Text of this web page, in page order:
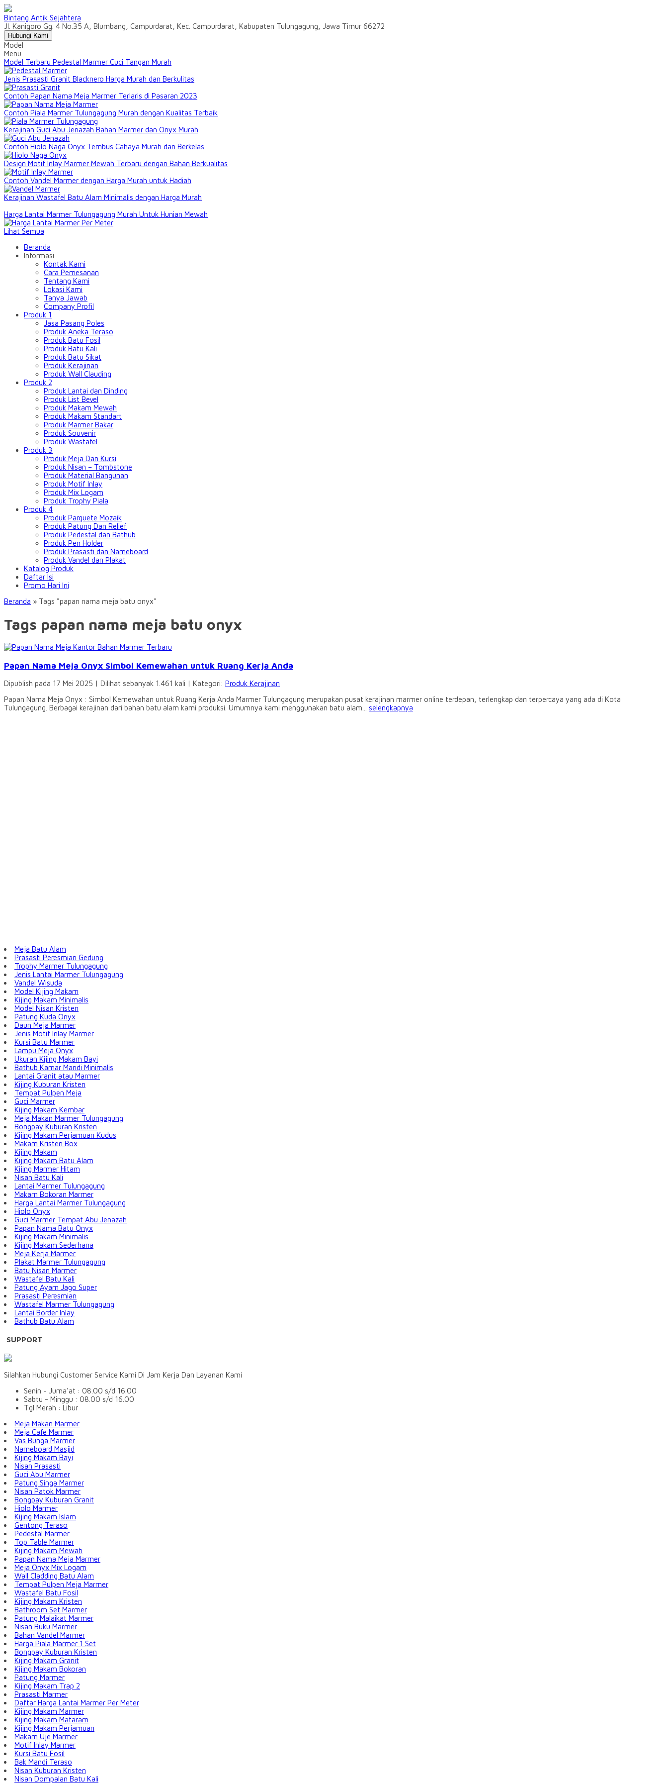
Bintang Antik Sejahtera
Jl. Kanigoro Gg. 4 No.35 A, Blumbang, Campurdarat, Kec. Campurdarat, Kabupaten Tulungagung, Jawa Timur 66272
Hubungi Kami
Model
Menu
Model Terbaru Pedestal Marmer Cuci Tangan Murah
Jenis Prasasti Granit Blacknero Harga Murah dan Berkulitas
Contoh Papan Nama Meja Marmer Terlaris di Pasaran 2023
Contoh Piala Marmer Tulungagung Murah dengan Kualitas Terbaik
Kerajinan Guci Abu Jenazah Bahan Marmer dan Onyx Murah
Contoh Hiolo Naga Onyx Tembus Cahaya Murah dan Berkelas
Design Motif Inlay Marmer Mewah Terbaru dengan Bahan Berkualitas
Contoh Vandel Marmer dengan Harga Murah untuk Hadiah
Kerajinan Wastafel Batu Alam Minimalis dengan Harga Murah
Harga Lantai Marmer Tulungagung Murah Untuk Hunian Mewah
Lihat Semua
Beranda
Informasi
Kontak Kami
Cara Pemesanan
Tentang Kami
Lokasi Kami
Tanya Jawab
Company Profil
Produk 1
Jasa Pasang Poles
Produk Aneka Teraso
Produk Batu Fosil
Produk Batu Kali
Produk Batu Sikat
Produk Kerajinan
Produk Wall Clauding
Produk 2
Produk Lantai dan Dinding
Produk List Bevel
Produk Makam Mewah
Produk Makam Standart
Produk Marmer Bakar
Produk Souvenir
Produk Wastafel
Produk 3
Produk Meja Dan Kursi
Produk Nisan – Tombstone
Produk Material Bangunan
Produk Motif Inlay
Produk Mix Logam
Produk Trophy Piala
Produk 4
Produk Parquete Mozaik
Produk Patung Dan Relief
Produk Pedestal dan Bathub
Produk Pen Holder
Produk Prasasti dan Nameboard
Produk Vandel dan Plakat
Katalog Produk
Daftar Isi
Promo Hari Ini
Beranda » Tags "papan nama meja batu onyx"
Tags papan nama meja batu onyx
Papan Nama Meja Onyx Simbol Kemewahan untuk Ruang Kerja Anda
Dipublish pada 17 Mei 2025 | Dilihat sebanyak 1.461 kali | Kategori: Produk Kerajinan
Papan Nama Meja Onyx : Simbol Kemewahan untuk Ruang Kerja Anda Marmer Tulungagung merupakan pusat kerajinan marmer online terdepan, terlengkap dan terpercaya yang ada di Kota
Tulungagung. Berbagai kerajinan dari bahan batu alam kami produksi. Umumnya kami menggunakan batu alam... selengkapnya
Meja Batu Alam
Prasasti Peresmian Gedung
Trophy Marmer Tulungagung
Jenis Lantai Marmer Tulungagung
Vandel Wisuda
Model Kijing Makam
Kijing Makam Minimalis
Model Nisan Kristen
Patung Kuda Onyx
Daun Meja Marmer
Jenis Motif Inlay Marmer
Kursi Batu Marmer
Lampu Meja Onyx
Ukuran Kijing Makam Bayi
Bathub Kamar Mandi Minimalis
Lantai Granit atau Marmer
Kijing Kuburan Kristen
Tempat Pulpen Meja
Guci Marmer
Kijing Makam Kembar
Meja Makan Marmer Tulungagung
Bongpay Kuburan Kristen
Kijing Makam Perjamuan Kudus
Makam Kristen Box
Kijing Makam
Kijing Makam Batu Alam
Kijing Marmer Hitam
Nisan Batu Kali
Lantai Marmer Tulungagung
Makam Bokoran Marmer
Harga Lantai Marmer Tulungagung
Hiolo Onyx
Guci Marmer Tempat Abu Jenazah
Papan Nama Batu Onyx
Kijing Makam Minimalis
Kijing Makam Sederhana
Meja Kerja Marmer
Plakat Marmer Tulungagung
Batu Nisan Marmer
Wastafel Batu Kali
Patung Ayam Jago Super
Prasasti Peresmian
Wastafel Marmer Tulungagung
Lantai Border Inlay
Bathub Batu Alam
SUPPORT
Silahkan Hubungi Customer Service Kami Di Jam Kerja Dan Layanan Kami
Senin - Juma'at : 08.00 s/d 16.00
Sabtu - Minggu : 08.00 s/d 16.00
Tgl Merah : Libur
Meja Makan Marmer
Meja Cafe Marmer
Vas Bunga Marmer
Nameboard Masjid
Kijing Makam Bayi
Nisan Prasasti
Guci Abu Marmer
Patung Singa Marmer
Nisan Patok Marmer
Bongpay Kuburan Granit
Hiolo Marmer
Kijing Makam Islam
Gentong Teraso
Pedestal Marmer
Top Table Marmer
Kijing Makam Mewah
Papan Nama Meja Marmer
Meja Onyx Mix Logam
Wall Cladding Batu Alam
Tempat Pulpen Meja Marmer
Wastafel Batu Fosil
Kijing Makam Kristen
Bathroom Set Marmer
Patung Malaikat Marmer
Nisan Buku Marmer
Bahan Vandel Marmer
Harga Piala Marmer 1 Set
Bongpay Kuburan Kristen
Kijing Makam Granit
Kijing Makam Bokoran
Patung Marmer
Kijing Makam Trap 2
Prasasti Marmer
Daftar Harga Lantai Marmer Per Meter
Kijing Makam Marmer
Kijing Makam Mataram
Kijing Makam Perjamuan
Makam Uje Marmer
Motif Inlay Marmer
Kursi Batu Fosil
Bak Mandi Teraso
Nisan Kuburan Kristen
Nisan Dompalan Batu Kali